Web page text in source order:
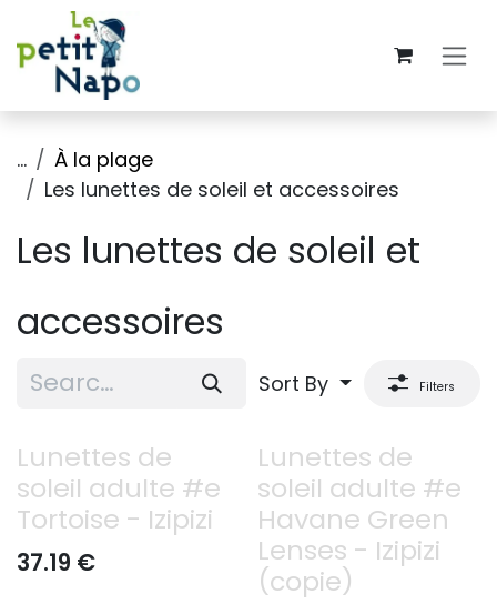
Skip to Content
...
À la plage
Les lunettes de soleil et accessoires
Les lunettes de soleil et
accessoires
Sort By Filters
Lunettes de
soleil adulte #e
Tortoise - Izipizi
37.19 €
Lunettes de
soleil adulte #e
Havane Green
Lenses - Izipizi
(copie)